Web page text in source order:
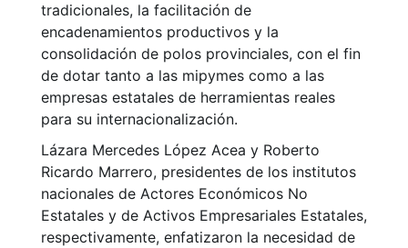
tradicionales, la facilitación de
encadenamientos productivos y la
consolidación de polos provinciales, con el fin
de dotar tanto a las mipymes como a las
empresas estatales de herramientas reales
para su internacionalización.
Lázara Mercedes López Acea y Roberto
Ricardo Marrero, presidentes de los institutos
nacionales de Actores Económicos No
Estatales y de Activos Empresariales Estatales,
respectivamente, enfatizaron la necesidad de